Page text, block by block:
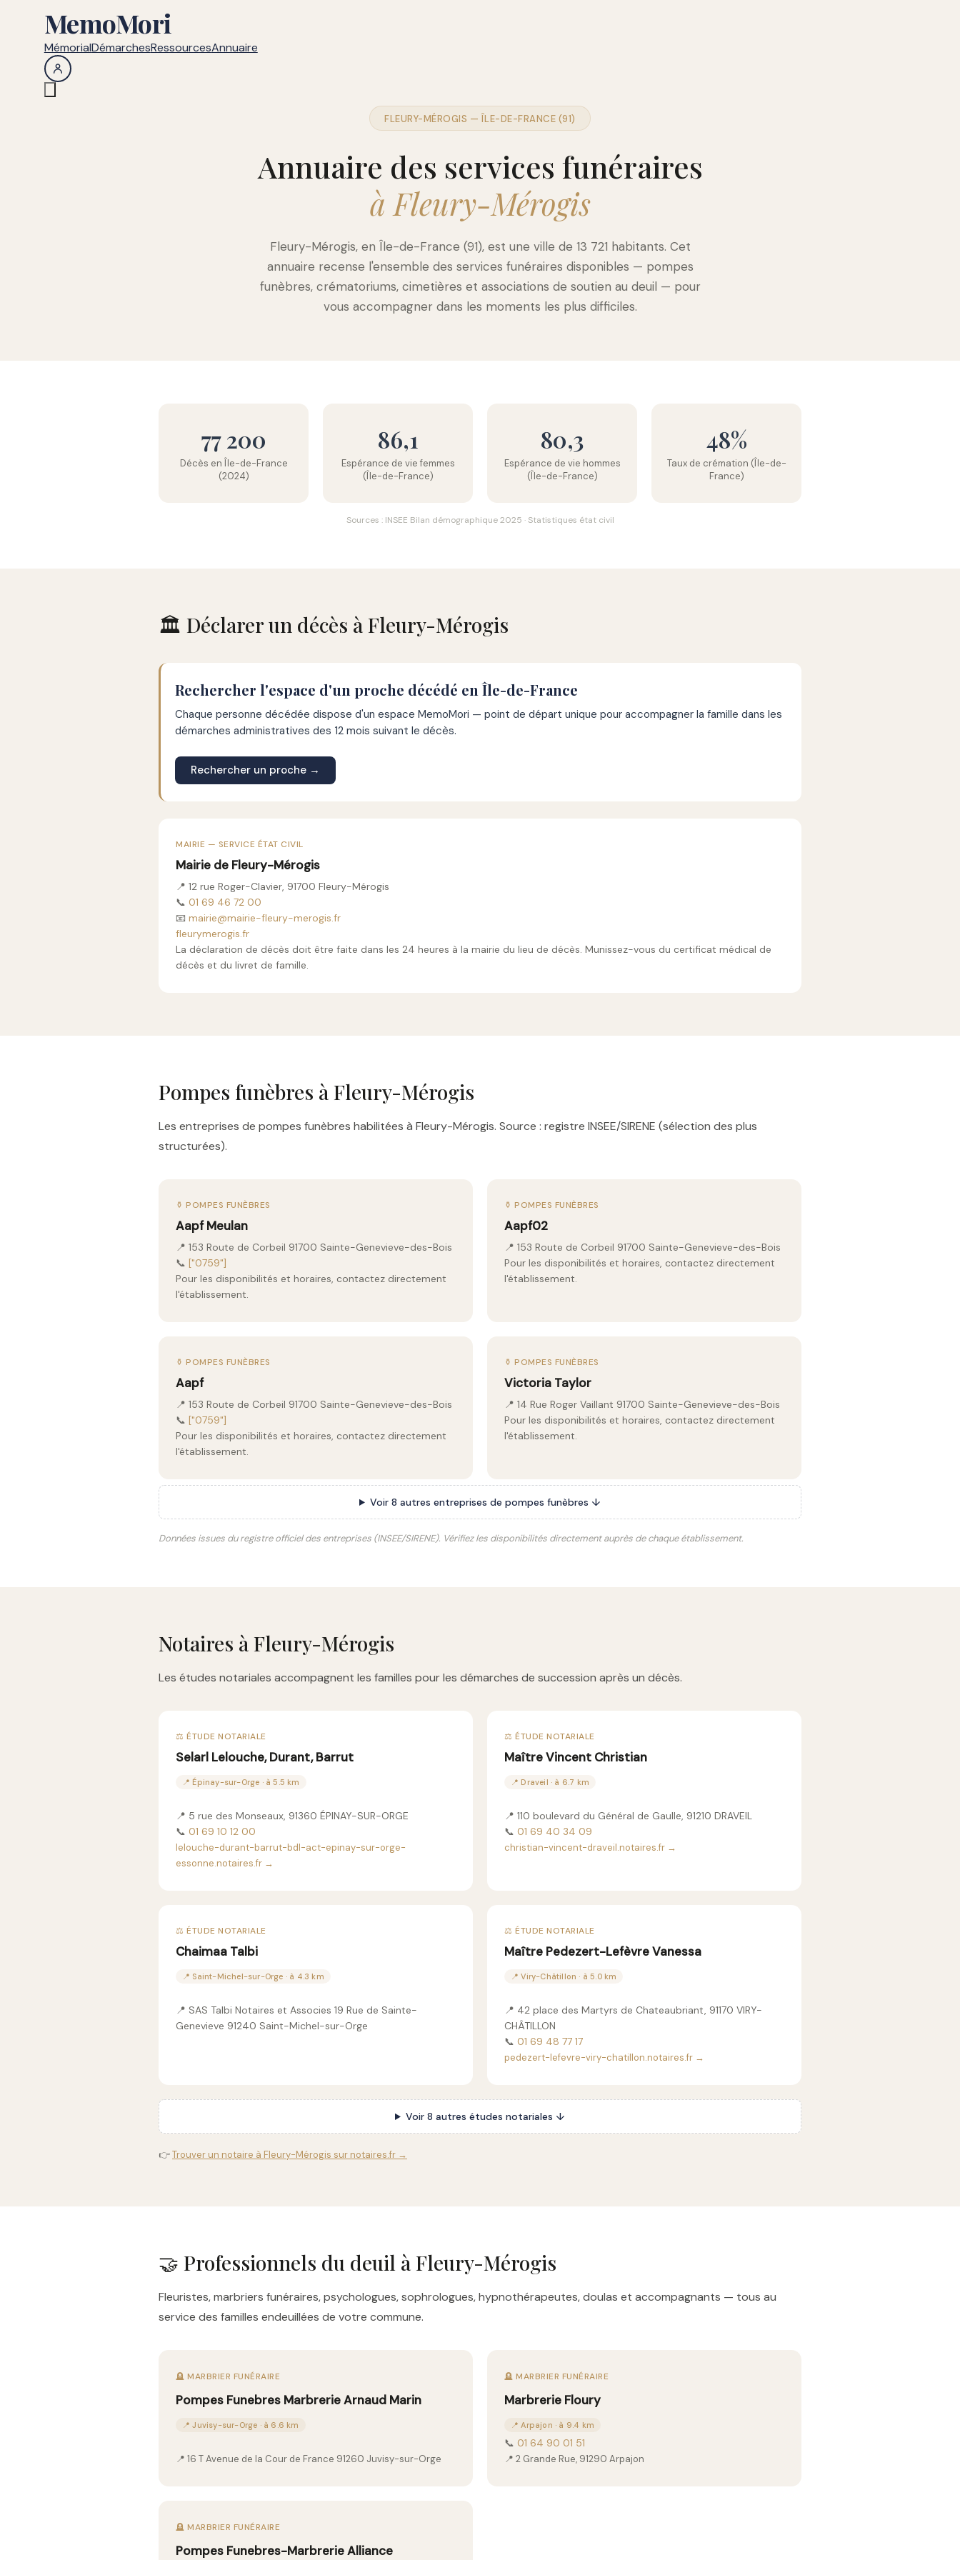
MemoMori
MémorialDémarchesRessourcesAnnuaire
FLEURY-MÉROGIS — ÎLE-DE-FRANCE (91)
Annuaire des services funéraires
à Fleury-Mérogis
Fleury-Mérogis, en Île-de-France (91), est une ville de 13 721 habitants. Cet
annuaire recense l'ensemble des services funéraires disponibles — pompes
funèbres, crématoriums, cimetières et associations de soutien au deuil — pour
vous accompagner dans les moments les plus difficiles.
77 200
Décès en Île-de-France
(2024)
86,1
Espérance de vie femmes
(Île-de-France)
80,3
Espérance de vie hommes
(Île-de-France)
48%
Taux de crémation (Île-de-
France)
Sources : INSEE Bilan démographique 2025 · Statistiques état civil
🏛️ Déclarer un décès à Fleury-Mérogis
Rechercher l'espace d'un proche décédé en Île-de-France
Chaque personne décédée dispose d'un espace MemoMori — point de départ unique pour accompagner la famille dans les
démarches administratives des 12 mois suivant le décès.
Rechercher un proche →
MAIRIE — SERVICE ÉTAT CIVIL
Mairie de Fleury-Mérogis
📍 12 rue Roger-Clavier, 91700 Fleury-Mérogis
📞 01 69 46 72 00
📧 mairie@mairie-fleury-merogis.fr
fleurymerogis.fr
La déclaration de décès doit être faite dans les 24 heures à la mairie du lieu de décès. Munissez-vous du certificat médical de
décès et du livret de famille.
Pompes funèbres à Fleury-Mérogis
Les entreprises de pompes funèbres habilitées à Fleury-Mérogis. Source : registre INSEE/SIRENE (sélection des plus
structurées).
⚱️ POMPES FUNÈBRES
Aapf Meulan
📍 153 Route de Corbeil 91700 Sainte-Genevieve-des-Bois
📞 ["0759"]
Pour les disponibilités et horaires, contactez directement
l'établissement.
⚱️ POMPES FUNÈBRES
Aapf02
📍 153 Route de Corbeil 91700 Sainte-Genevieve-des-Bois
Pour les disponibilités et horaires, contactez directement
l'établissement.
⚱️ POMPES FUNÈBRES
Aapf
📍 153 Route de Corbeil 91700 Sainte-Genevieve-des-Bois
📞 ["0759"]
Pour les disponibilités et horaires, contactez directement
l'établissement.
⚱️ POMPES FUNÈBRES
Victoria Taylor
📍 14 Rue Roger Vaillant 91700 Sainte-Genevieve-des-Bois
Pour les disponibilités et horaires, contactez directement
l'établissement.
Voir 8 autres entreprises de pompes funèbres ↓
Données issues du registre officiel des entreprises (INSEE/SIRENE). Vérifiez les disponibilités directement auprès de chaque établissement.
Notaires à Fleury-Mérogis
Les études notariales accompagnent les familles pour les démarches de succession après un décès.
⚖️ ÉTUDE NOTARIALE
Selarl Lelouche, Durant, Barrut
📍 Épinay-sur-Orge · à 5.5 km
📍 5 rue des Monseaux, 91360 ÉPINAY-SUR-ORGE
📞 01 69 10 12 00
lelouche-durant-barrut-bdl-act-epinay-sur-orge-
essonne.notaires.fr →
⚖️ ÉTUDE NOTARIALE
Maître Vincent Christian
📍 Draveil · à 6.7 km
📍 110 boulevard du Général de Gaulle, 91210 DRAVEIL
📞 01 69 40 34 09
christian-vincent-draveil.notaires.fr →
⚖️ ÉTUDE NOTARIALE
Chaimaa Talbi
📍 Saint-Michel-sur-Orge · à 4.3 km
📍 SAS Talbi Notaires et Associes 19 Rue de Sainte-
Genevieve 91240 Saint-Michel-sur-Orge
⚖️ ÉTUDE NOTARIALE
Maître Pedezert-Lefèvre Vanessa
📍 Viry-Châtillon · à 5.0 km
📍 42 place des Martyrs de Chateaubriant, 91170 VIRY-
CHÂTILLON
📞 01 69 48 77 17
pedezert-lefevre-viry-chatillon.notaires.fr →
Voir 8 autres études notariales ↓
👉Trouver un notaire à Fleury-Mérogis sur notaires.fr →
🤝 Professionnels du deuil à Fleury-Mérogis
Fleuristes, marbriers funéraires, psychologues, sophrologues, hypnothérapeutes, doulas et accompagnants — tous au
service des familles endeuillées de votre commune.
🪦 MARBRIER FUNÉRAIRE
Pompes Funebres Marbrerie Arnaud Marin
📍 Juvisy-sur-Orge · à 6.6 km
📍 16 T Avenue de la Cour de France 91260 Juvisy-sur-Orge
🪦 MARBRIER FUNÉRAIRE
Marbrerie Floury
📍 Arpajon · à 9.4 km
📞 01 64 90 01 51
📍 2 Grande Rue, 91290 Arpajon
🪦 MARBRIER FUNÉRAIRE
Pompes Funebres-Marbrerie Alliance